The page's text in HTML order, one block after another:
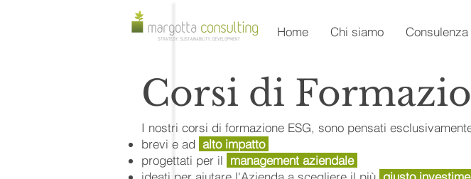
Home Chi siamo Consulenza
Corsi di
I nostri corsi di formazione ESG, sono pensati
brevi e ad alto impatto
progettati per il management aziendale